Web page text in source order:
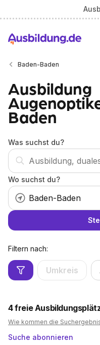
Baden-Baden
Ausbildung
Baden
Was suchst du?
Wo suchst du?
Filtern nach:
Umkreis
4freie
Wie kommen die
Suche abonnieren